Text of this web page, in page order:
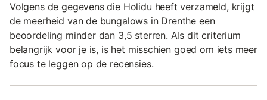
Volgens de gegevens die Holidu heeft verzameld, krijgt
de meerheid van de bungalows in Drenthe een
beoordeling minder dan 3,5 sterren. Als dit criterium
belangrijk voor je is, is het misschien goed om iets meer
focus te leggen op de recensies.